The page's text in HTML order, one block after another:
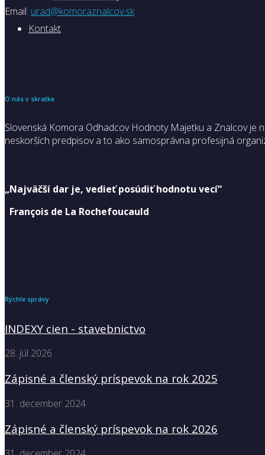
Kontakt
Email: urad@komoraznalcov.sk
O nás v skratke
Slovenská Komora Odhadcov Hodnoty Majetku a Znalcov je
neskorších predpisov a to ako samosprávna profesijná
„Najväčší dar je, vedieť posúdiť hodnotu vecí“
François de La Rochefoucauld
Rýchle správy
INDEXY cien - stavebnictvo
28. júl 2026
Zápisné a členský príspevok na rok 2025
31. december 2024
Zápisné a členský príspevok na rok 2026